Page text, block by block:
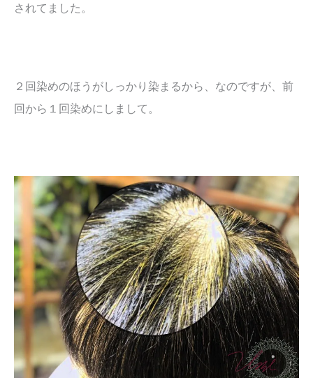
されてました。
２回染めのほうがしっかり染まるから、なのですが、前
回から１回染めにしまして。